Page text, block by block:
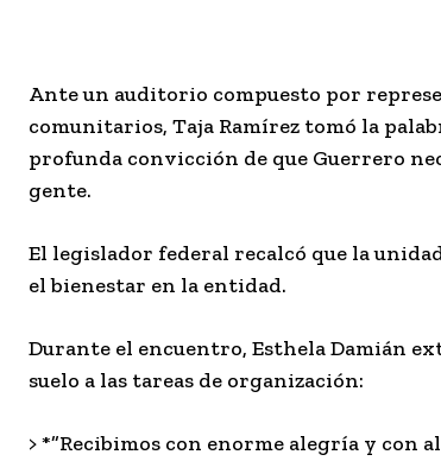
Ante un auditorio compuesto por
comunitarios, Taja Ramírez tomó la
profunda convicción de que Guerrero
gente.
El legislador federal recalcó que la
el bienestar en la entidad.
Durante el encuentro, Esthela Damián
suelo a las tareas de organización:
> *”Recibimos con enorme alegría y